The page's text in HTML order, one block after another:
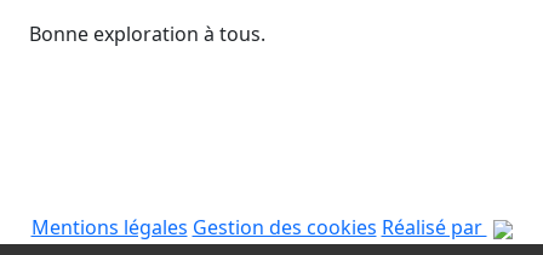
Bonne exploration à tous.
Mentions légales Gestion des cookies Réalisé par